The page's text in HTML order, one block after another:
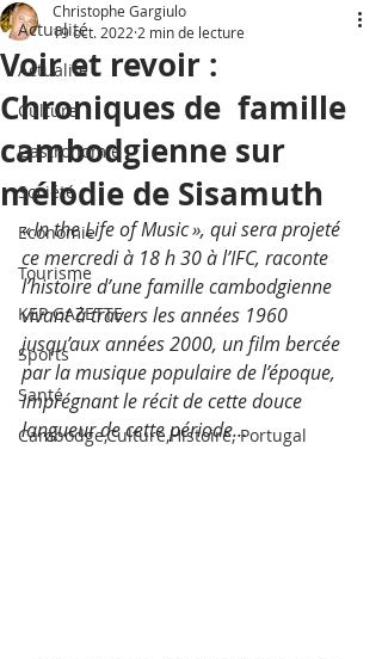
Actualité
Actualité
Culture
Gastronomie
Société
Economie
Tourisme
KEP GAZETTE
Sports
Santé
Cambodge,Culture,Histoire, Portugal
Voir et revoir :
Chroniques de famille
cambodgienne sur
mélodie de Sisamuth
Christophe Gargiulo
19 oct. 2022 2 min de lecture
« In the Life of Music », qui sera projeté
ce mercredi à 18 h 30 à l’IFC, raconte
l’histoire d’une famille cambodgienne
vivant à travers les années 1960
jusqu’aux années 2000, un film bercée
par la musique populaire de l’époque,
imprégnant le récit de cette douce
langueur de cette période...